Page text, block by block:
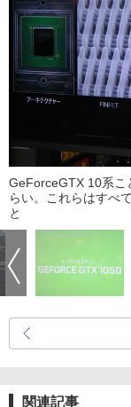
GeForceGTX 10系こ
らい。これらはすべ
と
関連記事